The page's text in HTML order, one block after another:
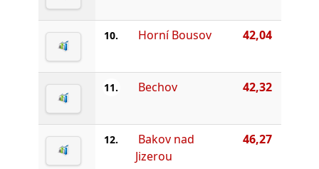
10. Horní Bousov 42,04
11. Bechov 42,32
12.
Bakov nad
Jizerou
46,27